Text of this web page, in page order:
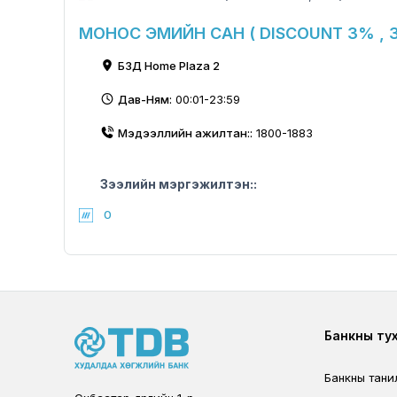
МОНОС ЭМИЙН САН ( DISCOUNT 3% ,
БЗД Home Plaza 2
Дав-Ням: 00:01-23:59
Мэдээллийн ажилтан:: 1800-1883
Зээлийн мэргэжилтэн::
0
Банкны
Банкны